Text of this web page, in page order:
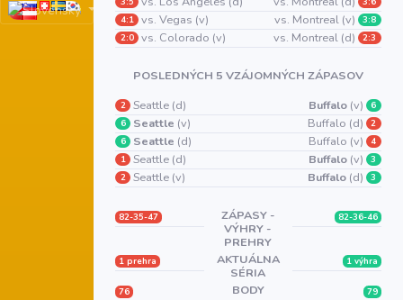
4:1 vs. Vegas (v)
2:0 vs. Colorado (v)
vs. Montreal (v) 3:8
vs. Montreal (d) 2:3
2 Seattle (d)
6 Seattle (v)
6 Seattle (d)
1 Seattle (d)
2 Seattle (v)
POSLEDNÝCH 5 VZÁJOMNÝCH ZÁPASOV
Buffalo(v) 6
Buffalo (d) 2
Buffalo (v) 4
Buffalo(v) 3
Buffalo(d) 3
82-35-47
ZÁPASY -
VÝHRY -
PREHRY
82-36-46
1 prehra
AKTUÁLNA
SÉRIA
1 výhra
76 BODY
79